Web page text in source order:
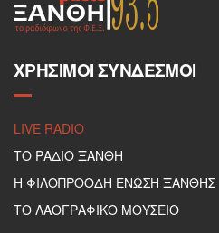
ΧΡΉΣΙΜΟΙ ΣΎΝΔΕΣΜΟΙ
LIVE RADIO
ΤΟ ΡΑΔΙΟ ΞΑΝΘΗ
Η ΦΙΛΟΠΡΟΟΔΗ ΕΝΩΣΗ ΞΑΝΘΗΣ
ΤΟ ΛΑΟΓΡΑΦΙΚΟ ΜΟΥΣΕΙΟ